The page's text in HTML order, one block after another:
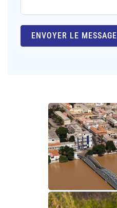
ENVOYER LE MESSAGE